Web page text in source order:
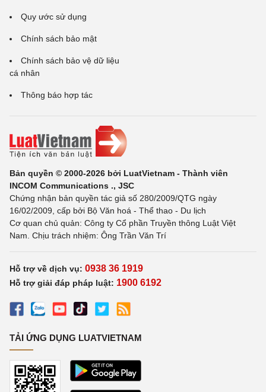
Quy ước sử dụng
Chính sách bảo mật
Chính sách bảo vệ dữ liệu
cá nhân
Thông báo hợp tác
Bản quyền © 2000-2026 bởi LuatVietnam - Thành viên
INCOM Communications ., JSC
Chứng nhận bản quyền tác giả số 280/2009/QTG ngày
16/02/2009, cấp bởi Bộ Văn hoá - Thể thao - Du lịch
Cơ quan chủ quản: Công ty Cổ phần Truyền thông Luật Việt
Nam. Chịu trách nhiệm: Ông Trần Văn Trí
Hỗ trợ về dịch vụ: 0938 36 1919
Hỗ trợ giải đáp pháp luật: 1900 6192
TẢI ỨNG DỤNG LUATVIETNAM